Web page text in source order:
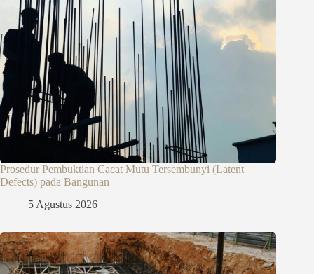
Prosedur Pembuktian Cacat Mutu Tersembunyi (Latent
Defects) pada Bangunan
5 Agustus 2026